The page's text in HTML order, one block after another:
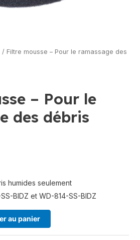
/ Filtre mousse – Pour le ramassage des
– Pour le
des débris
humides seulement
BIDZ et WD-814-SS-BIDZ
au panier